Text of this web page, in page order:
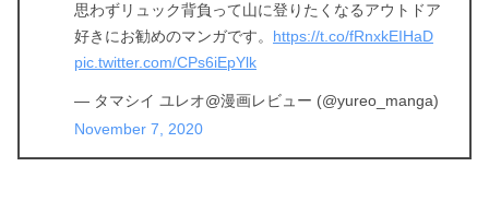
思わずリュック背負って山に登りたくなるアウトドア
好きにお勧めのマンガです。 https://t.co/fRnxkEIHaD
pic.twitter.com/CPs6iEpYlk
— タマシイ ユレオ@漫画レビュー (@yureo_manga)
November 7, 2020